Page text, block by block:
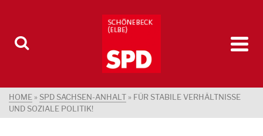
HOME » SPD SACHSEN-ANHALT » FÜR STABILE VERHÄLTNISSE
UND SOZIALE POLITIK!